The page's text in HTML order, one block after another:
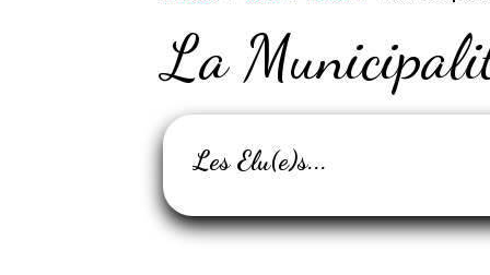
La
Les Elu(e)s...